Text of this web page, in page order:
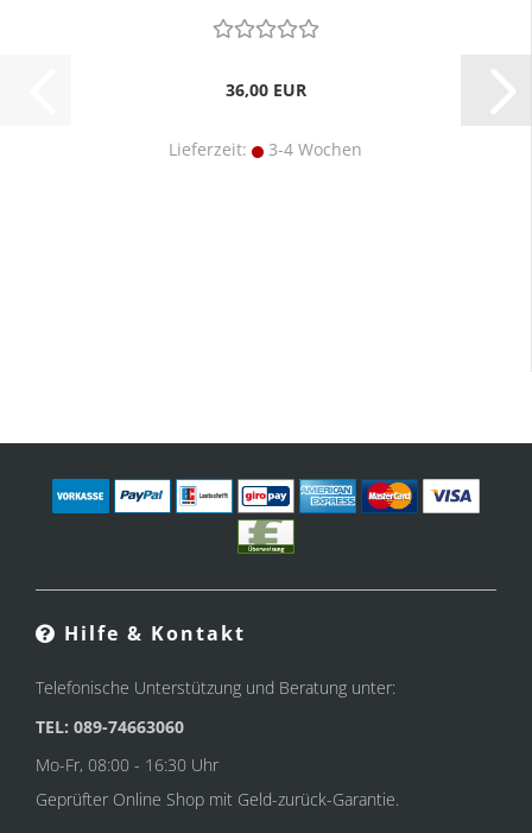
36,00 EUR
Lieferzeit: 3-4 Wochen
Hilfe & Kontakt
Telefonische Unterstützung und Beratung unter:
TEL: 089-74663060
Mo-Fr, 08:00 - 16:30 Uhr
Geprüfter Online Shop mit Geld-zurück-Garantie.